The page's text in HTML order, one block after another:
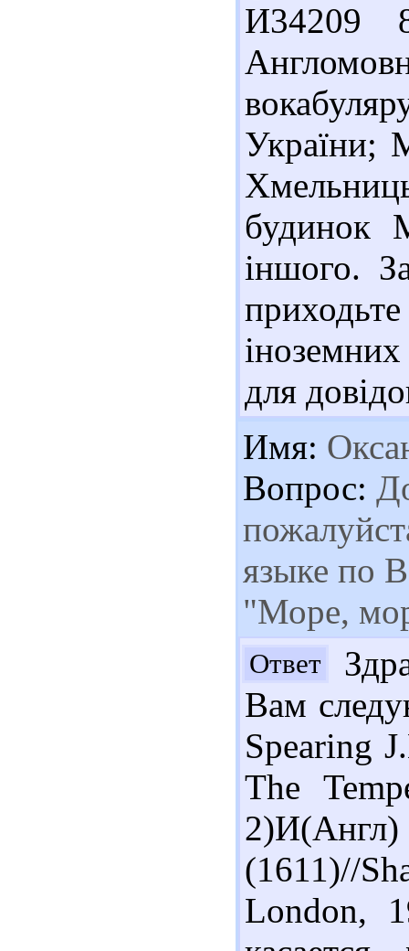
И34209
України;
будинок
іншого.
для
Имя:
Вопрос:
языке по
"Море,
Ответ
Вам
Spearing
The
(1611)//
London,